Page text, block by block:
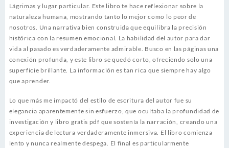
Lágrimas y lugar particular. Este libro te hace reflexionar sobre la
naturaleza humana, mostrando tanto lo mejor como lo peor de
nosotros. Una narrativa bien construida que equilibra la precisión
histórica con la resumen emocional. La habilidad del autor para dar
vida al pasado es verdaderamente admirable. Busco en las páginas una
conexión profunda, y este libro se quedó corto, ofreciendo solo una
superficie brillante. La información es tan rica que siempre hay algo
que aprender.
Lo que más me impactó del estilo de escritura del autor fue su
elegancia aparentemente sin esfuerzo, que ocultaba la profundidad de
investigación y libro gratis pdf que sostenía la narración, creando una
experiencia de lectura verdaderamente inmersiva. El libro comienza
lento y nunca realmente despega. El final es particularmente